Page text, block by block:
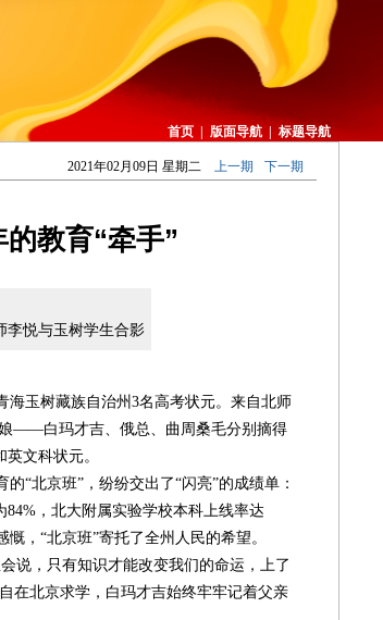
首页 版面导航 标题导航
2021年02月09日 星期二 上一期 下一期
教育“牵手”
悦与玉树学生合影
玉树藏族自治州3名高考状元。来自北师
——白玛才吉、俄总、曲周桑毛分别摘得
文科状元。
“北京班”，纷纷交出了“闪亮”的成绩单：
，北大附属实验学校本科上线率达
，“北京班”寄托了全州人民的希望。
说，只有知识才能改变我们的命运，上了
在北京求学，白玛才吉始终牢牢记着父亲